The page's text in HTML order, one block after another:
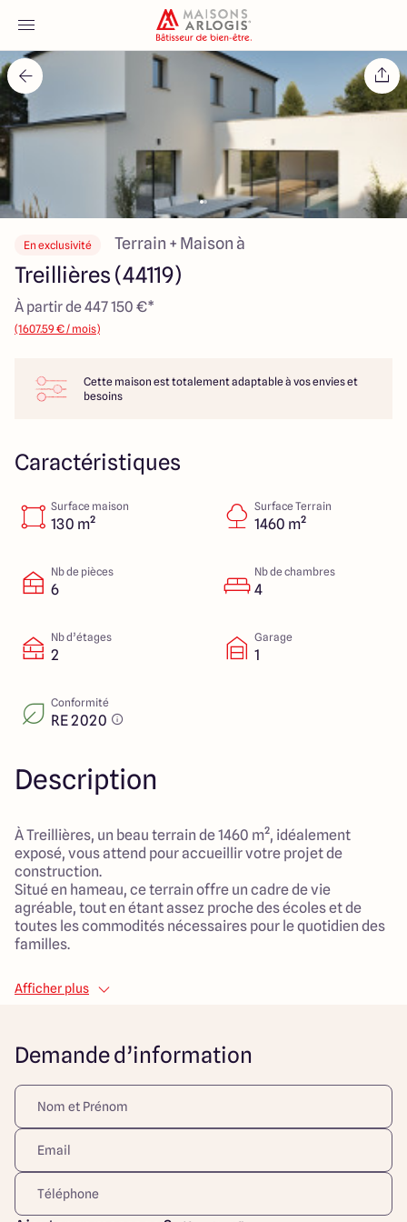
Accueil
Nos maisons
Nos annonces
Votre projet
Qui sommes-nous
Maisons ARLOGIS Nantes
4.7 4.7
En exclusivité Terrain + Maison à
Treillières (44119)
À partir de 447 150 €*
(1607.59 € / mois)
Cette maison est totalement adaptable à vos envies et
besoins
Caractéristiques
Surface maison
130 m²
Surface Terrain
1460 m²
Nb de pièces
6
Nb de chambres
4
Nb d’étages
2
Garage
1
Conformité
RE 2020
Description
À Treillières, un beau terrain de 1460 m², idéalement
exposé, vous attend pour accueillir votre projet de
construction.
Situé en hameau, ce terrain offre un cadre de vie
agréable, tout en étant assez proche des écoles et de
toutes les commodités nécessaires pour le quotidien des
familles.
Vous aurez l'opportunité d'ériger une maison
contemporaine de 130 m², parfaitement agencée pour le
maison sera un véritable espace de vie pour votre famille.
de partager de précieux moments ensemble.
Offrez à votre famille la maison de vos rêves dans ce
cadre de vie idéal à Treillières.
Découvrez toutes nos offres et réalisations ARLOGIS sur
notre site Internet. Visuel d'illustration. Le modèle est
totalement adaptable à vos envies et besoins et
Afficher plus
Demande d’information